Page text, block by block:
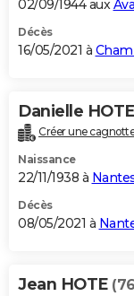
02/09/1944 aux
Décès
16/05/2021 à
Danielle HOTE
Créer une
Naissance
22/11/1938 à
Décès
08/05/2021 à
Jean HOTE